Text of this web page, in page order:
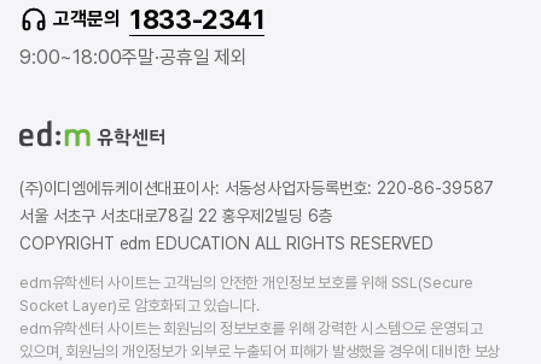
u
r
l
a
고객문의 1833-2341
9:00~18:00주말·공휴일 제외
(주)이디엠에듀케이션대표이사: 서동성사업자등록번호: 220-86-39587
서울 서초구 서초대로78길 22 홍우제2빌딩 6층
COPYRIGHT edm EDUCATION ALL RIGHTS RESERVED
edm유학센터 사이트는 고객님의 안전한 개인정보 보호를 위해 SSL(Secure
Socket Layer)로 암호화되고 있습니다.
edm유학센터 사이트는 회원님의 정보보호를 위해 강력한 시스템으로 운영되고
있으며, 회원님의 개인정보가 외부로 누출되어 피해가 발생했을 경우에 대비한 보상